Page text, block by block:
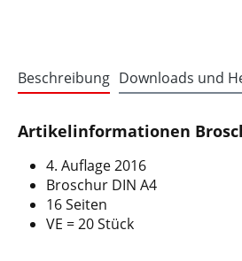
Beschreibung Downloads und
Artikelinformationen
4. Auflage 2016
Broschur DIN A4
16 Seiten
VE = 20 Stück